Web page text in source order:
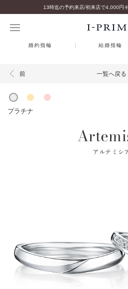
婚約指輪 結婚指輪
前 一覧へ戻る
プラチナ
アルテミシ